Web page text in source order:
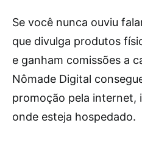
Se você nunca ouviu
que divulga produtos
e ganham comissões a
Nômade Digital
promoção pela internet,
onde esteja hospedado.